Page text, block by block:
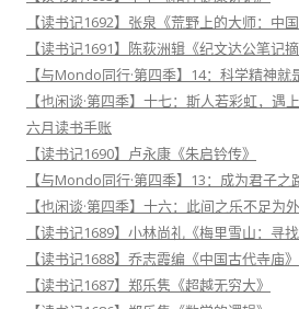
【读书记1692】张泉《荒野上的大师：中
【读书记1691】陈荻洲辑《纪文达公笔记摘
【与Mondo同行·第四季】14：科学精神就
【也闲谈·第四季】十七：斯人若彩虹，遇
六月读书手账
【读书记1690】卢永康《朱启钤传》
【与Mondo同行·第四季】13：成为君子之
【也闲谈·第四季】十六：此间之乐不足为
【读书记1689】小林尚礼《梅里雪山：寻
【读书记1688】乔志霞编《中国古代寺庙》
【读书记1687】郑乐隽《超越无穷大》